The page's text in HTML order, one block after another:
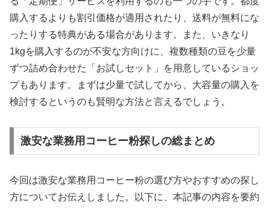
購入するよりも割引価格が適用されたり、送料が無料にな
ったりする特典がある場合があります。また、いきなり
1kgを購入するのが不安な方向けに、複数種類の豆を少量
ずつ詰め合わせた「お試しセット」を用意しているショッ
プもあります。まずは少量で試してから、大容量の購入を
検討するというのも賢明な方法と言えるでしょう。
激安な業務用コーヒー粉探しの総まとめ
今回は激安な業務用コーヒー粉の選び方やおすすめの探し
方についてお伝えしました。以下に、本記事の内容を要約